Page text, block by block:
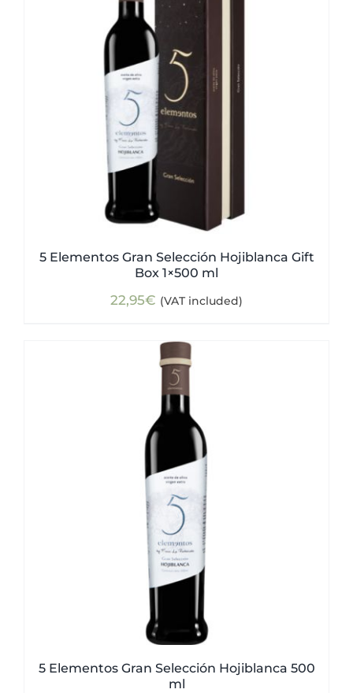
5 Elementos Gran Selección Hojiblanca Gift
Box 1×500 ml
22,95€ (VAT included)
5 Elementos Gran Selección Hojiblanca 500
ml